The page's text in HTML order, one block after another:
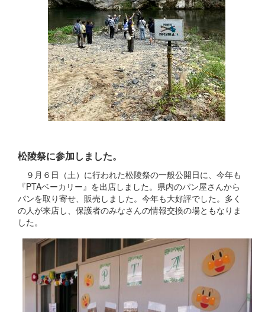
松陵祭に参加しました。
９月６日（土）に行われた松陵祭の一般公開日に、今年も
『PTAベーカリー』を出店しました。県内のパン屋さんから
パンを取り寄せ、販売しました。今年も大好評でした。多く
の人が来店し、保護者のみなさんの情報交換の場ともなりま
した。